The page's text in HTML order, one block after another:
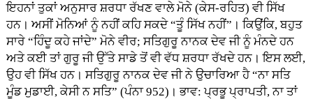
ਇਹਨਾਂ ਤੁਕਾਂ ਅਨੁਸਾਰ ਸ਼ਰਧਾ ਰੱਖਣ ਵਾਲੇ ਮੋਨੇ (ਕੇਸ-ਰਹਿਤ) ਵੀ ਸਿੱਖ
ਹਨ। ਅਸੀਂ ਮੋਨਿਆਂ ਨੂੰ ਨਹੀਂ ਕਹਿ ਸਕਦੇ “ਤੂੰ ਸਿੱਖ ਨਹੀਂ”। ਕਿਉਂਕਿ, ਬਹੁਤ
ਸਾਰੇ “ਹਿੰਦੂ ਕਹੇ ਜਾਂਦੇ” ਮੋਨੇ ਵੀਰ; ਸਤਿਗੁਰੂ ਨਾਨਕ ਦੇਵ ਜੀ ਨੂੰ ਮੰਨਦੇ ਹਨ
ਅਤੇ ਕਈ ਤਾਂ ਗੁਰੂ ਜੀ ਉੱਤੇ ਸਾਡੇ ਤੋਂ ਵੀ ਵੱਧ ਸ਼ਰਧਾ ਰੱਖਦੇ ਹਨ। ਇਸ ਲਈ,
ਉਹ ਵੀ ਸਿੱਖ ਹਨ। ਸਤਿਗੁਰੂ ਨਾਨਕ ਦੇਵ ਜੀ ਨੇ ਉਚਾਰਿਆ ਹੈ “ਨਾ ਸਤਿ
ਮੂੰਡ ਮੁਡਾਈ, ਕੇਸੀ ਨ ਸਤਿ” (ਪੰਨਾ 952)। ਭਾਵ: ਪ੍ਰਭੂ ਪ੍ਰਾਪਤੀ, ਨਾ ਤਾਂ